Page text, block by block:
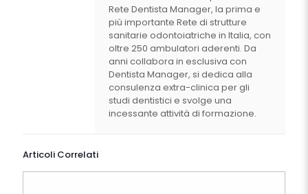
Rete Dentista Manager, la prima e
più importante Rete di strutture
sanitarie odontoiatriche in Italia, con
oltre 250 ambulatori aderenti. Da
anni collabora in esclusiva con
Dentista Manager, si dedica alla
consulenza extra-clinica per gli
studi dentistici e svolge una
incessante attività di formazione.
Articoli Correlati